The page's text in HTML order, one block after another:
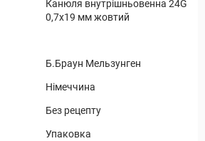
Канюля внутрішньовенна 24G
0,7x19 мм жовтий
Б.Браун Мельзунген
Німеччина
Без рецепту
Упаковка